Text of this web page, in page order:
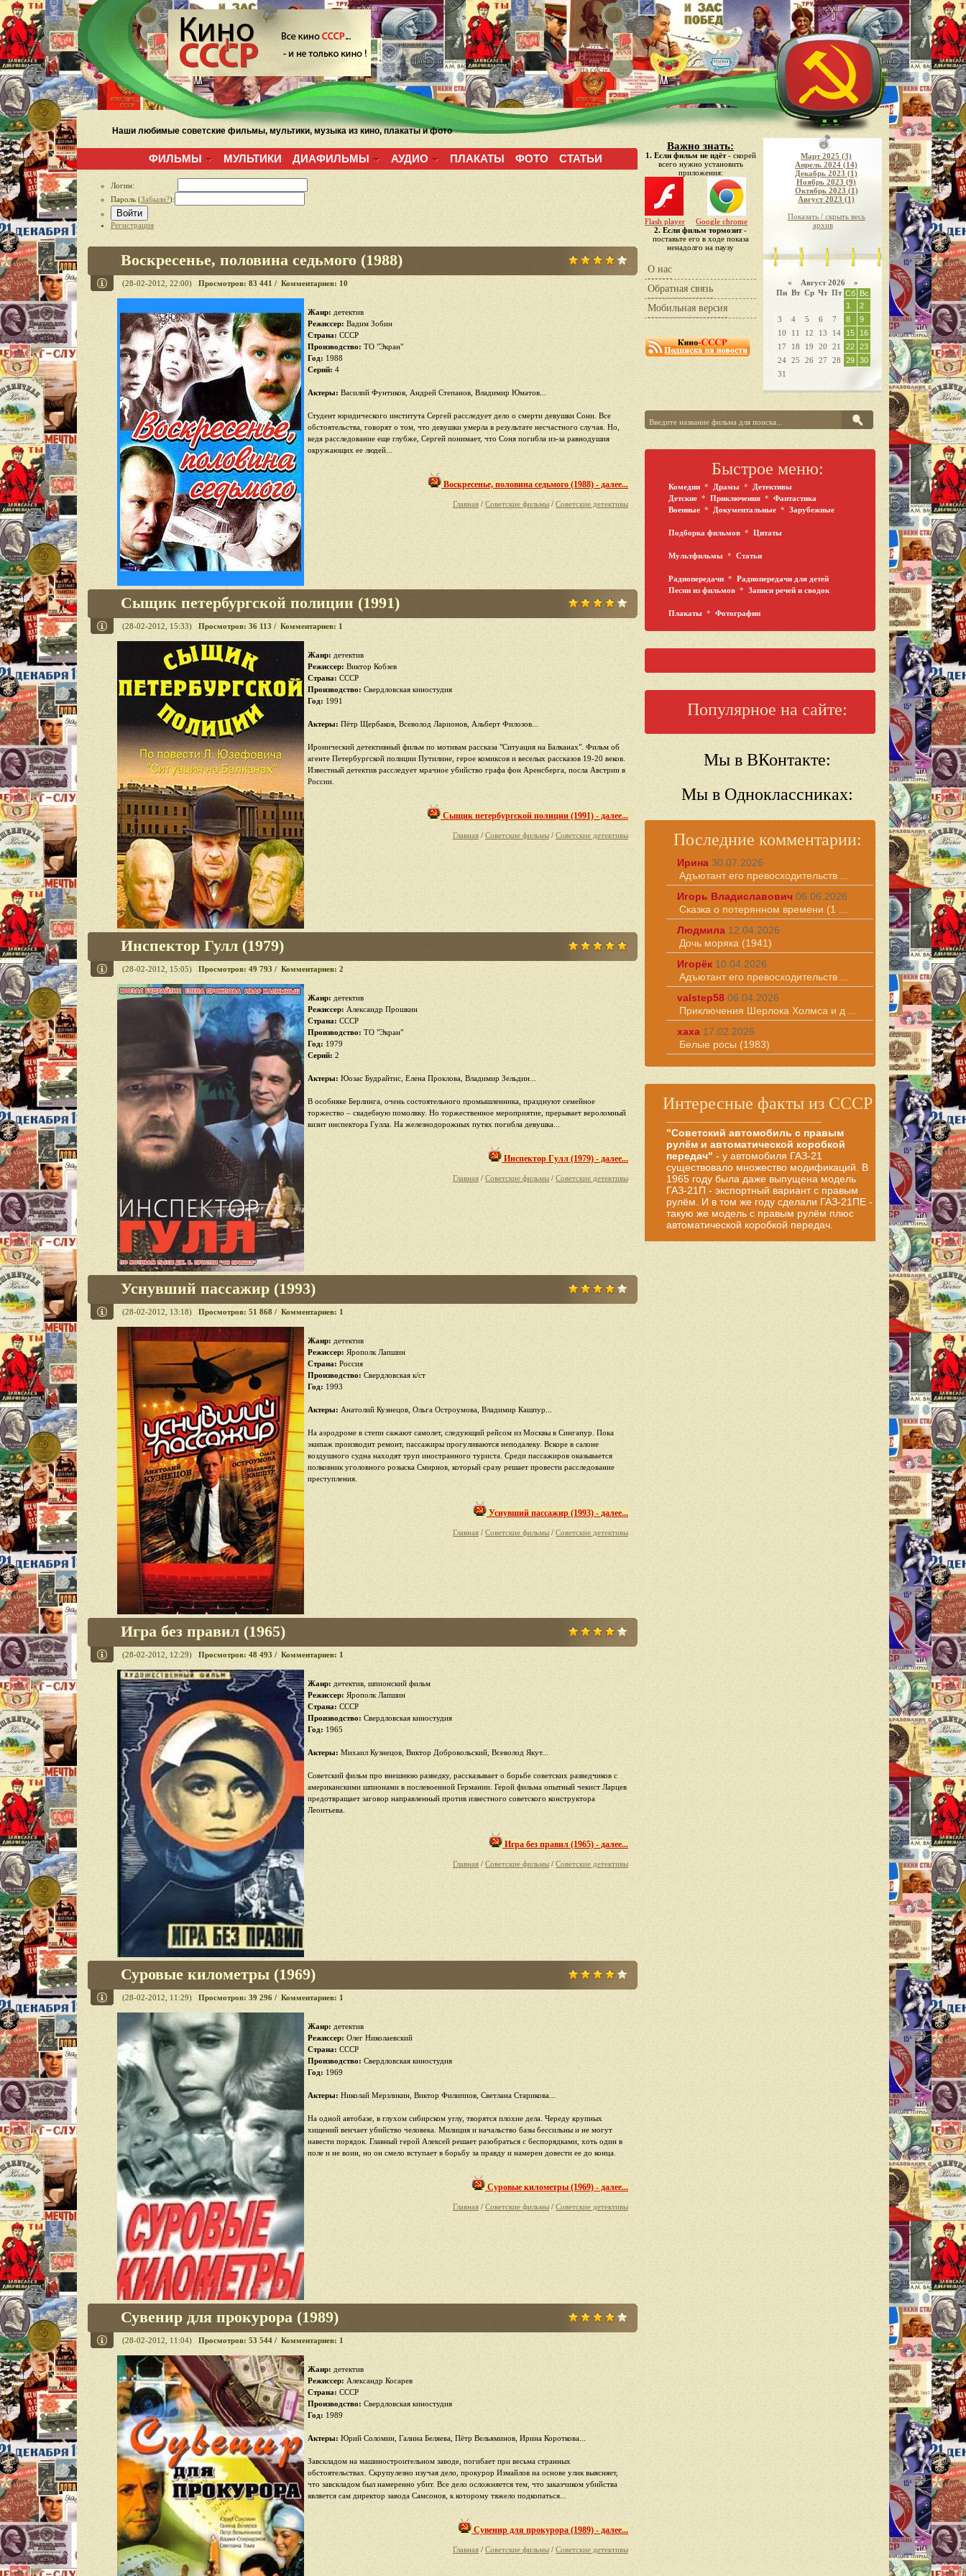
Наши любимые советские фильмы, мультики, музыка из кино, плакаты и фото
ФИЛЬМЫ МУЛЬТИКИ ДИАФИЛЬМЫ АУДИО ПЛАКАТЫ ФОТО СТАТЬИ
Логин:
Пароль (Забыли?):
Войти
Регистрация
Воскресенье, половина седьмого (1988)
(28-02-2012, 22:00) Просмотров: 83 441 / Комментариев: 10
Жанр: детектив
Режиссер: Вадим Зобин
Страна: СССР
Производство: ТО "Экран"
Год: 1988
Cерий: 4
Актеры: Василий Фунтиков, Андрей Степанов, Владимир Юматов...
Студент юридического института Сергей расследует дело о смерти девушки Сони. Все
обстоятельства, говорят о том, что девушки умерла в результате несчастного случая. Но,
ведя расследование еще глубже, Сергей понимает, что Соня погибла из-за равнодушия
окружающих ее людей...
Воскресенье, половина седьмого (1988) - далее...
Главная / Советские фильмы / Советские детективы
Сыщик петербургской полиции (1991)
(28-02-2012, 15:33) Просмотров: 36 113 / Комментариев: 1
Жанр: детектив
Режиссер: Виктор Кобзев
Страна: СССР
Производство: Свердловская киностудия
Год: 1991
Актеры: Пётр Щербаков, Всеволод Ларионов, Альберт Филозов...
Иронический детективный фильм по мотивам рассказа "Ситуация на Балканах". Фильм об
агенте Петербургской полиции Путилине, герое комиксов и веселых рассказов 19-20 веков.
Известный детектив расследует мрачное убийство графа фон Аренсберга, посла Австрии в
России.
Сыщик петербургской полиции (1991) - далее...
Главная / Советские фильмы / Советские детективы
Инспектор Гулл (1979)
(28-02-2012, 15:05) Просмотров: 49 793 / Комментариев: 2
Жанр: детектив
Режиссер: Александр Прошкин
Страна: СССР
Производство: ТО "Экран"
Год: 1979
Cерий: 2
Актеры: Юозас Будрайтис, Елена Проклова, Владимир Зельдин...
В особняке Берлинга, очень состоятельного промышленника, празднуют семейное
торжество – свадебную помолвку. Но торжественное мероприятие, прерывает вероломный
визит инспектора Гулла. На железнодорожных путях погибла девушка...
Инспектор Гулл (1979) - далее...
Главная / Советские фильмы / Советские детективы
Уснувший пассажир (1993)
(28-02-2012, 13:18) Просмотров: 51 868 / Комментариев: 1
Жанр: детектив
Режиссер: Ярополк Лапшин
Страна: Россия
Производство: Свердловская к/ст
Год: 1993
Актеры: Анатолий Кузнецов, Ольга Остроумова, Владимир Кашпур...
На аэродроме в степи сажают самолет, следующий рейсом из Москвы в Сингапур. Пока
экипаж производит ремонт, пассажиры прогуливаются неподалеку. Вскоре в салоне
воздушного судна находят труп иностранного туриста. Среди пассажиров оказывается
полковник уголовного розыска Смирнов, который сразу решает провести расследование
преступления.
Уснувший пассажир (1993) - далее...
Главная / Советские фильмы / Советские детективы
Игра без правил (1965)
(28-02-2012, 12:29) Просмотров: 48 493 / Комментариев: 1
Жанр: детектив, шпионский фильм
Режиссер: Ярополк Лапшин
Страна: СССР
Производство: Свердловская киностудия
Год: 1965
Актеры: Михаил Кузнецов, Виктор Добровольский, Всеволод Якут...
Советский фильм про внешнюю разведку, рассказывает о борьбе советских разведчиков с
американскими шпионами в послевоенной Германии. Герой фильма опытный чекист Ларцев
предотвращает заговор направленный против известного советского конструктора
Леонтьева.
Игра без правил (1965) - далее...
Главная / Советские фильмы / Советские детективы
Суровые километры (1969)
(28-02-2012, 11:29) Просмотров: 39 296 / Комментариев: 1
Жанр: детектив
Режиссер: Олег Николаевский
Страна: СССР
Производство: Свердловская киностудия
Год: 1969
Актеры: Николай Мерзликин, Виктор Филиппов, Светлана Старикова...
На одной автобазе, в глухом сибирском углу, творятся плохие дела. Череду крупных
хищений венчает убийство человека. Милиция и начальство базы бессильны и не могут
навести порядок. Главный герой Алексей решает разобраться с беспорядками, хоть один в
поле и не воин, но он смело вступает в борьбу за правду и намерен довести ее до конца.
Суровые километры (1969) - далее...
Главная / Советские фильмы / Советские детективы
Сувенир для прокурора (1989)
(28-02-2012, 11:04) Просмотров: 53 544 / Комментариев: 1
Жанр: детектив
Режиссер: Александр Косарев
Страна: СССР
Производство: Свердловская киностудия
Год: 1989
Актеры: Юрий Соломин, Галина Беляева, Пётр Вельяминов, Ирина Короткова...
Завскладом на машиностроительном заводе, погибает при весьма странных
обстоятельствах. Скрупулезно изучая дело, прокурор Измайлов на основе улик выясняет,
что завскладом был намеренно убит. Все дело осложняется тем, что заказчиком убийства
является сам директор завода Самсонов, к которому тяжело подкопаться...
Сувенир для прокурора (1989) - далее...
Главная / Советские фильмы / Советские детективы
Важно знать:
1. Если фильм не идёт- скорей
всего нужно установить
приложения:
Flash player
Google chrome
2. Если фильм тормозит-
поставьте его в ходе показа
ненадолго на паузу
О нас
Обратная связь
Мобильная версия
Март 2025 (3)
Апрель 2024 (14)
Декабрь 2023 (1)
Ноябрь 2023 (9)
Октябрь 2023 (1)
Август 2023 (1)
Показать / скрыть весь
архив
« Август 2026 »
Пн Вт Ср Чт Пт Сб Вс
1
2
3
4 5 6 7 8
9
10
11 12 13 14 15
16
17
18 19 20 21 22 23
24 25 26 27 28 29 30
31
Быстрое меню:
Комедии * Драмы *
Детективы
Детские * Приключения * Фантастика
Военные * Документальные * Зарубежные
Подборка фильмов * Цитаты
Мультфильмы * Статьи
Радиопередачи * Радиопередачи для детей
Песни из фильмов * Записи речей и сводок
Плакаты * Фотографии
Популярное на сайте:
Мы в ВКонтакте:
Мы в Одноклассниках:
Последние комментарии:
Ирина 30.07.2026
Адъютант его превосходительств ...
Игорь Владиславович 06.06.2026
Сказка о потерянном времени (1 ...
Людмила 12.04.2026
Дочь моряка (1941)
Игорёк 10.04.2026
Адъютант его превосходительств ...
valstep58 06.04.2026
Приключения Шерлока Холмса и д ...
хаха 17.02.2026
Белые росы (1983)
Интересные факты из СССР
------------------------------------------------------
"Советский автомобиль с правым
рулём и автоматической коробкой
передач" - у автомобиля ГАЗ-21
существовало множество модификаций. В
1965 году была даже выпущена модель
ГАЗ-21П - экспортный вариант с правым
рулём. И в том же году сделали ГАЗ-21ПЕ -
такую же модель с правым рулём плюс
автоматической коробкой передач.